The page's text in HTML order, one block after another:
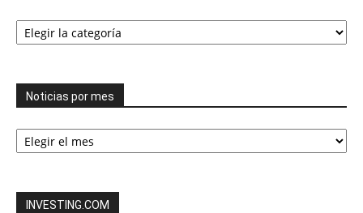
Todas
las
Noticias por mes
Noticias
por
INVESTING.COM